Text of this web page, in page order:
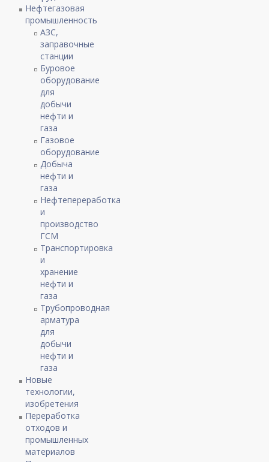
Нефтегазовая
промышленность
АЗС,
заправочные
станции
Буровое
оборудование
для
добычи
нефти и
газа
Газовое
оборудование
Добыча
нефти и
газа
Нефтепереработка
и
производство
ГСМ
Транспортировка
и
хранение
нефти и
газа
Трубопроводная
арматура
для
добычи
нефти и
газа
Новые
технологии,
изобретения
Переработка
отходов и
промышленных
материалов